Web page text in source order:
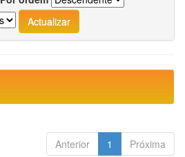
Anterior 1 Próxima